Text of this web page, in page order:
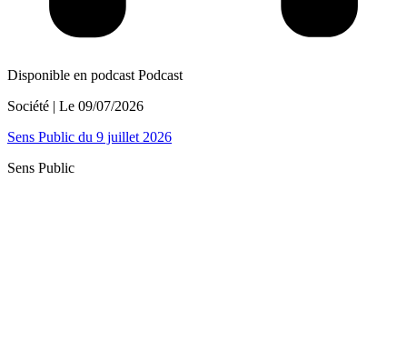
Disponible en podcast Podcast
Société | Le 09/07/2026
Sens Public du 9 juillet 2026
Sens Public